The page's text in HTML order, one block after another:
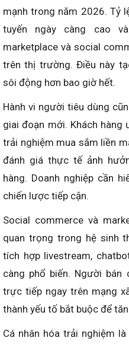
mạnh trong năm 2026. Tỷ
tuyến ngày càng cao
marketplace và social
trên thị trường. Điều này
sôi động hơn bao giờ hết.
Hành vi người tiêu dùng
giai đoạn mới. Khách
trải nghiệm mua sắm liền
đánh giá thực tế ảnh
hàng. Doanh nghiệp cần
chiến lược tiếp cận.
Social commerce và
quan trọng trong hệ sinh
tích hợp livestream,
càng phổ biến. Người bán
trực tiếp ngay trên mạng
thành yếu tố bắt buộc để
Cá nhân hóa trải nghiệm